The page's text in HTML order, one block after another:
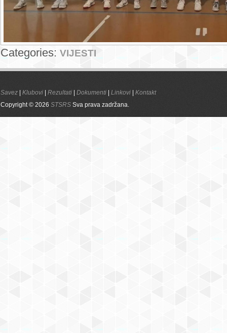
Categories: VIJESTI
Savez Klubovi Rezultati Dokumenti Linkovi
Kontakt
Copyright © 2026 STSRS Sva prava zadržana.